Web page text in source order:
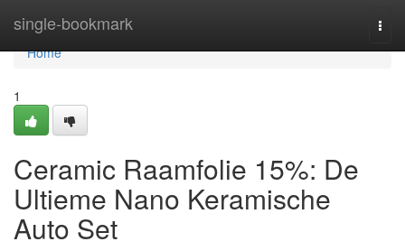
single-bookmark
Home
Home
1
Ceramic Raamfolie 15%: De
Ultieme Nano Keramische
Auto Set